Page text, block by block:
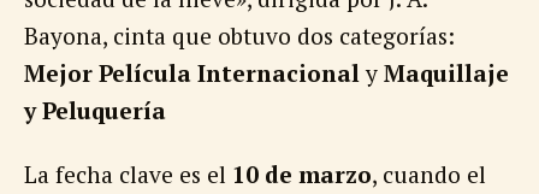
Bayona, cinta que obtuvo dos categorías:
Mejor Película Internacional y Maquillaje
y Peluquería
La fecha clave es el 10 de marzo, cuando el